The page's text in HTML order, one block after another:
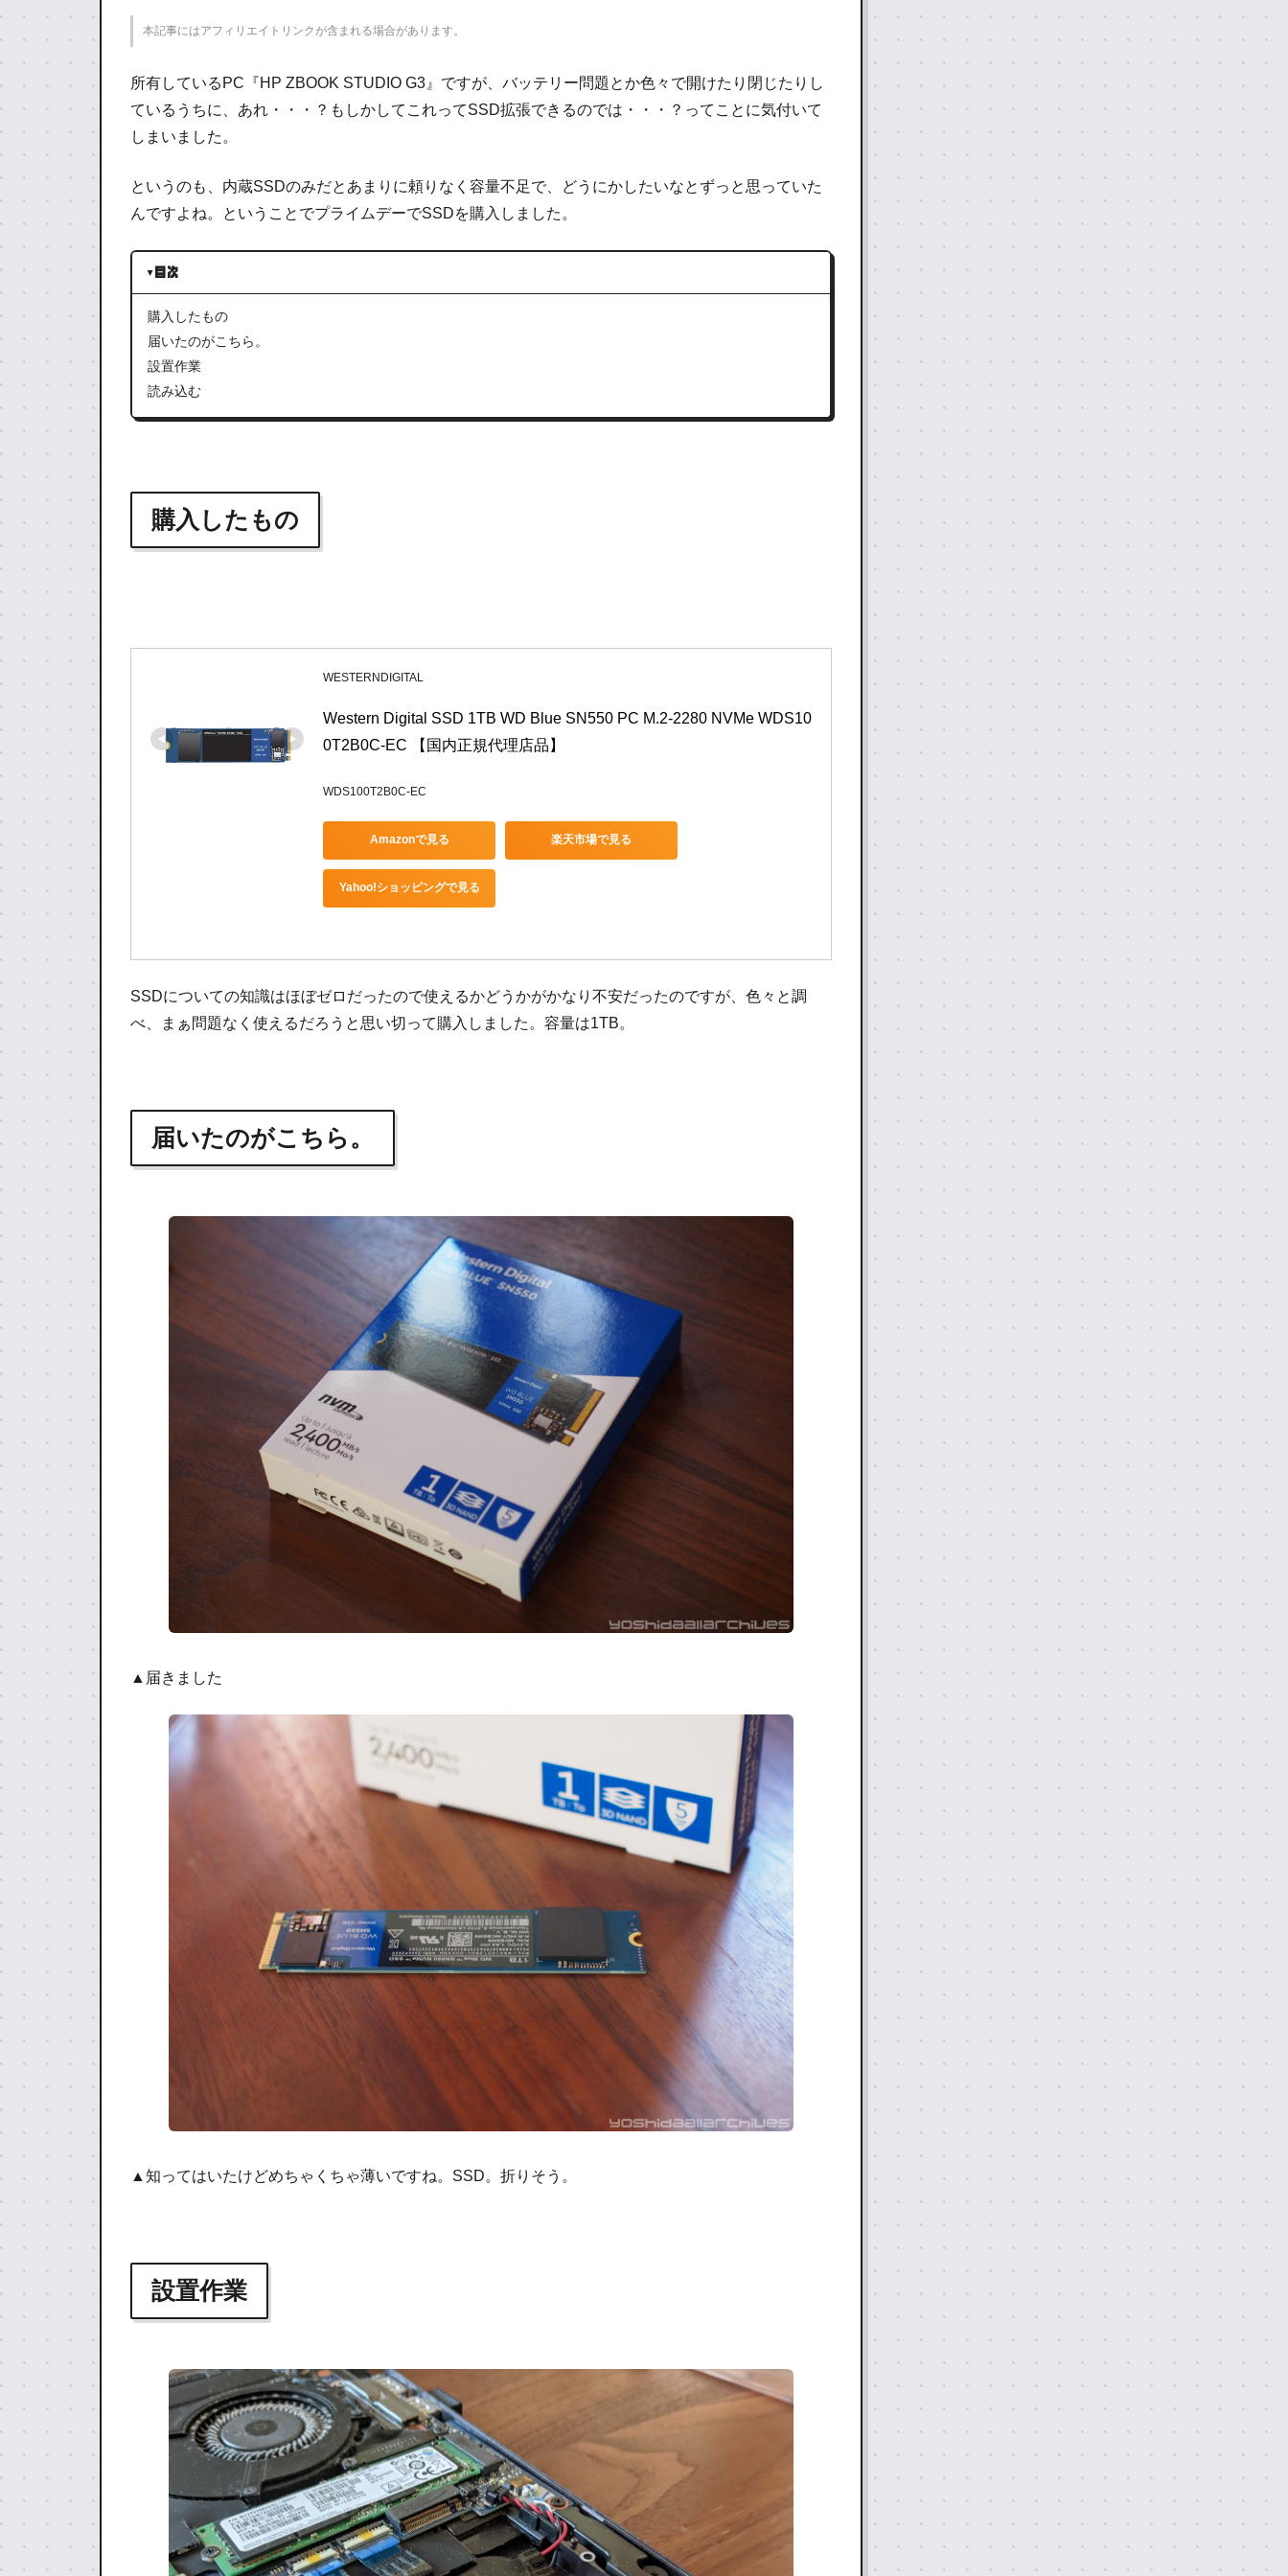
本記事にはアフィリエイトリンクが含まれる場合があります。
所有しているPC『HP ZBOOK STUDIO G3』ですが、バッテリー問題とか色々で開けたり閉じたりし
ているうちに、あれ・・・？もしかしてこれってSSD拡張できるのでは・・・？ってことに気付いて
しまいました。
というのも、内蔵SSDのみだとあまりに頼りなく容量不足で、どうにかしたいなとずっと思っていた
んですよね。ということでプライムデーでSSDを購入しました。
目次
購入したもの
届いたのがこちら。
設置作業
読み込む
購入したもの
WESTERNDIGITAL
Western Digital SSD 1TB WD Blue SN550 PC M.2-2280 NVMe WDS10
0T2B0C-EC 【国内正規代理店品】
WDS100T2B0C-EC
Amazonで見る 楽天市場で見る
Yahoo!ショッピングで見る
SSDについての知識はほぼゼロだったので使えるかどうかがかなり不安だったのですが、色々と調
べ、まぁ問題なく使えるだろうと思い切って購入しました。容量は1TB。
届いたのがこちら。
▲届きました
▲知ってはいたけどめちゃくちゃ薄いですね。SSD。折りそう。
設置作業